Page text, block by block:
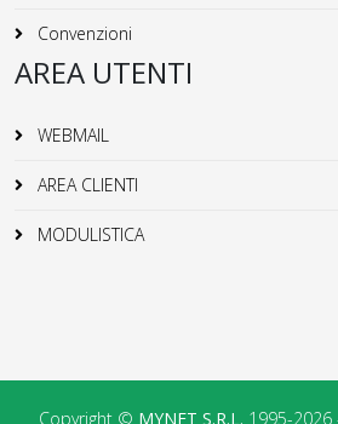
Convenzioni
AREA UTENTI
WEBMAIL
AREA CLIENTI
MODULISTICA
Copyright © MYNET S.R.L. 1995-2026